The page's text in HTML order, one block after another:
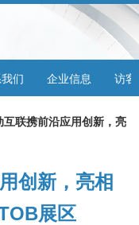
们 企业信息 访客
互联携前沿应用创新，亮
创新，亮相
展区